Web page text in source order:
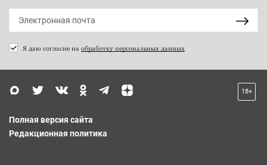
Я даю согласие на обработку персональных данных
18+
Полная версия сайта
Редакционная политика